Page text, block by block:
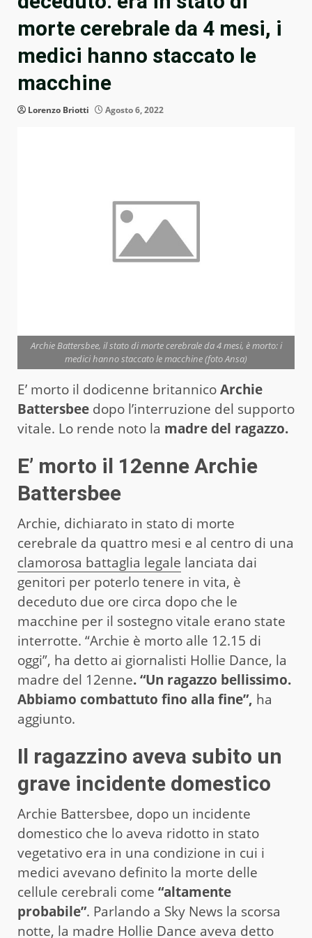
morte cerebrale da 4 mesi, i
medici hanno staccato le
macchine
Lorenzo Briotti Agosto 6, 2022
Archie Battersbee, il stato di morte cerebrale da 4 mesi, è morto: i
medici hanno staccato le macchine (foto Ansa)
E’ morto il dodicenne britannicoArchie
Battersbee dopo l’interruzione del supporto
vitale. Lo rende noto la madre del ragazzo.
E’ morto il 12enne Archie
Battersbee
Archie, dichiarato in stato di morte
cerebrale da quattro mesi e al centro di una
clamorosa battaglia legale lanciata dai
genitori per poterlo tenere in vita, è
deceduto due ore circa dopo che le
macchine per il sostegno vitale erano state
interrotte. “Archie è morto alle 12.15 di
oggi”, ha detto ai giornalisti Hollie Dance, la
madre del 12enne. “Un ragazzo bellissimo.
Abbiamo combattuto fino alla fine”, ha
aggiunto.
Il ragazzino aveva subito un
grave incidente domestico
Archie Battersbee, dopo un incidente
domestico che lo aveva ridotto in stato
vegetativo era in una condizione in cui i
medici avevano definito la morte delle
cellule cerebrali come “altamente
probabile”. Parlando a Sky News la scorsa
notte, la madre Hollie Dance aveva detto